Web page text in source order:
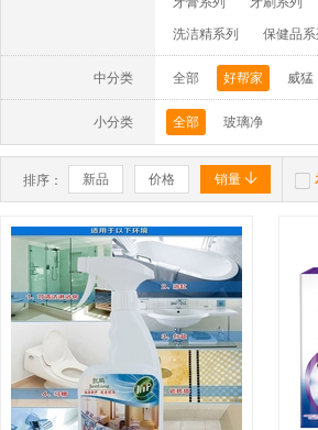
洗洁精系列 保健品系
中分类 全部 好帮家 威猛
小分类 全部 玻璃净
排序： 新品 价格 销量  